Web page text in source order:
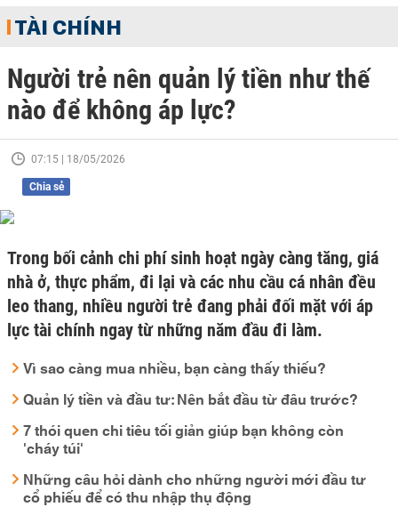
TÀI CHÍNH
Người trẻ nên quản lý tiền như thế
nào để không áp lực?
07:15 | 18/05/2026
Chia sẻ
Trong bối cảnh chi phí sinh hoạt ngày càng tăng, giá
nhà ở, thực phẩm, đi lại và các nhu cầu cá nhân đều
leo thang, nhiều người trẻ đang phải đối mặt với áp
lực tài chính ngay từ những năm đầu đi làm.
Vì sao càng mua nhiều, bạn càng thấy thiếu?
Quản lý tiền và đầu tư: Nên bắt đầu từ đâu trước?
7 thói quen chi tiêu tối giản giúp bạn không còn
'cháy túi'
Những câu hỏi dành cho những người mới đầu tư
cổ phiếu để có thu nhập thụ động